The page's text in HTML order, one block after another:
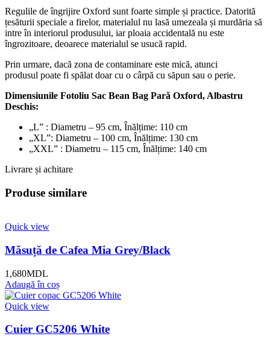
Regulile de îngrijire Oxford sunt foarte simple și practice. Datorită
țesăturii speciale a firelor, materialul nu lasă umezeala și murdăria să
intre în interiorul produsului, iar ploaia accidentală nu este
îngrozitoare, deoarece materialul se usucă rapid.
Prin urmare, dacă zona de contaminare este mică, atunci
produsul poate fi spălat doar cu o cârpă cu săpun sau o perie.
Dimensiunile Fotoliu Sac Bean Bag Pară Oxford, Albastru
Deschis:
„L” : Diametru – 95 cm, Înălțime: 110 cm
„XL”: Diametru – 100 cm, Înălțime: 130 cm
„XXL” : Diametru – 115 cm, Înălțime: 140 cm
Livrare și achitare
Produse similare
Quick view
Măsuță de Cafea Mia Grey/Black
1,680MDL
Adaugă în coș
Quick view
Cuier GC5206 White